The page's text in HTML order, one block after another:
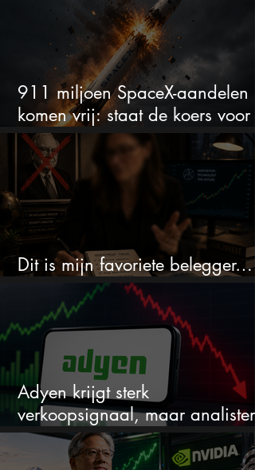
911 miljoen SpaceX-aandelen
komen vrij: staat de koers voor
een nieuwe crash?
Dit is mijn favoriete belegger…
en het is niet Warren Buffett
Adyen krijgt sterk
verkoopsignaal, maar analisten
zien juist een koopkans